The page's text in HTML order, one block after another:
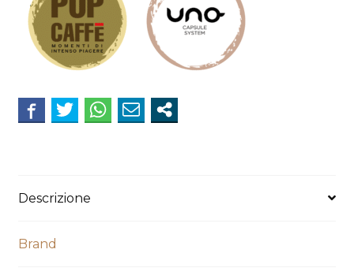
Descrizione
Brand